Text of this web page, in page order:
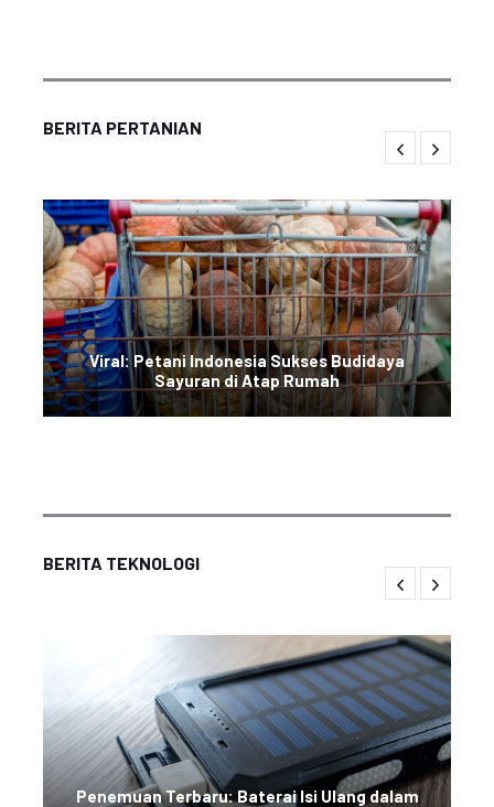
BERITA PERTANIAN
Viral: Petani Indonesia Sukses Budidaya
Sayuran di Atap Rumah
BERITA TEKNOLOGI
Penemuan Terbaru: Baterai Isi Ulang dalam